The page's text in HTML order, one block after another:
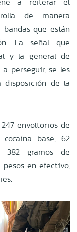
de manera
que están
La señal que
y la general de
perseguir, se les
de la
envoltorios de
base, 62
382 gramos de
pesos en efectivo,